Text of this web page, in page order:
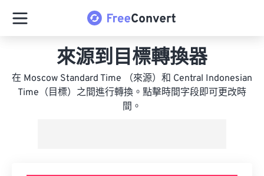
來源到目標轉換器
在 Moscow Standard Time （來源）和 Central Indonesian
Time（目標）之間進行轉換。點擊時間字段即可更改時
間。